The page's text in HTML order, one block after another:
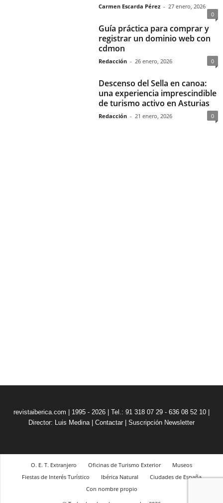
Carmen Escarda Pérez - 27 enero, 2026
0
Guía práctica para comprar y
registrar un dominio web con
cdmon
Redacción - 26 enero, 2026 0
Descenso del Sella en canoa:
una experiencia imprescindible
de turismo activo en Asturias
Redacción - 21 enero, 2026 0
revistaiberica.com | 1995 - 2026 | Tel.: 91 318 07 29 - 636 08 52 10 |
Director: Luis Medina| Contactar Suscripción Newsletter
O. E. T. Extranjero Oficinas de Turismo Exterior
Museos
Fiestas de Interés Turístico
Ibérica Natural
Ciudades de España
Con nombre propio